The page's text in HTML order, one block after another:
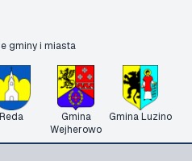
gminy i miasta
Reda
Gmina
Wejherowo
Gmina Luzino